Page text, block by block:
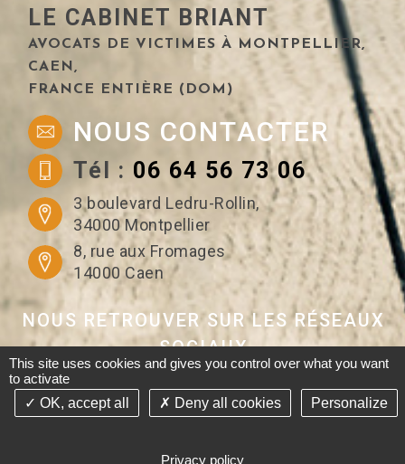
ACTUALITÉS
JURIDIQUES
Mercredi 18 Février 2026
L’indemnisation de la perte de
retraite
En l'espèce, une cycliste a été
victime, le 30 mars 2009, d'un
accident de la circulation...
LIRE LA SUITE
ACTUALITÉS
JURIDIQUES
Mardi 17 Février 2026
Indemnisation des frais divers
acquittée
LE CABINET BRIANT
AVOCATS DE VICTIMES À MONTPELLIER,
CAEN,
FRANCE ENTIÈRE (DOM)
NOUS CONTACTER
Tél : 06 64 56 73 06
3 boulevard Ledru-Rollin,
34000 Montpellier
8, rue aux Fromages
14000 Caen
NOUS RETROUVER SUR LES RÉSEAUX
SOCIAUX
©2015-26 Cabinet Briant avocat - Tous droits réservés Conception
This site uses cookies and gives you control over what you want
to activate
OK, accept all
Deny all cookies Personalize
Privacy policy